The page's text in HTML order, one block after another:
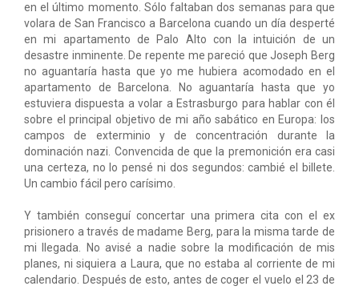
en el último momento. Sólo faltaban dos semanas para que
volara de San Francisco a Barcelona cuando un día desperté
en mi apartamento de Palo Alto con la intuición de un
desastre inminente. De repente me pareció que Joseph Berg
no aguantaría hasta que yo me hubiera acomodado en el
apartamento de Barcelona. No aguantaría hasta que yo
estuviera dispuesta a volar a Estrasburgo para hablar con él
sobre el principal objetivo de mi año sabático en Europa: los
campos de exterminio y de concentración durante la
dominación nazi. Convencida de que la premonición era casi
una certeza, no lo pensé ni dos segundos: cambié el billete.
Un cambio fácil pero carísimo.
Y también conseguí concertar una primera cita con el ex
prisionero a través de madame Berg, para la misma tarde de
mi llegada. No avisé a nadie sobre la modificación de mis
planes, ni siquiera a Laura, que no estaba al corriente de mi
calendario. Después de esto, antes de coger el vuelo el 23 de